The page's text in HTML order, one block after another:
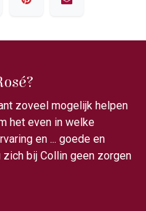
zoveel mogelijk helpen
het even in welke
en ... goede en
bij Collin geen zorgen